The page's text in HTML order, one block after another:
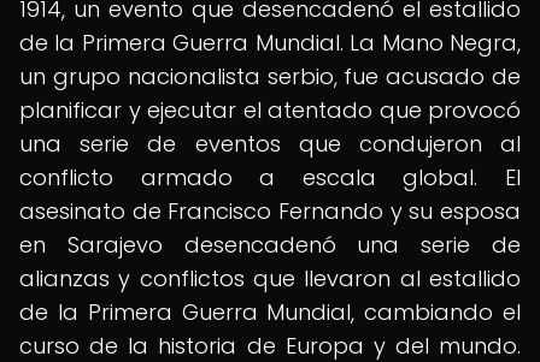
1914, un evento que desencadenó el estallido
de la Primera Guerra Mundial. La Mano Negra,
un grupo nacionalista serbio, fue acusado de
planificar y ejecutar el atentado que provocó
una serie de eventos que condujeron al
conflicto armado a escala global. El
asesinato de Francisco Fernando y su esposa
en Sarajevo desencadenó una serie de
alianzas y conflictos que llevaron al estallido
de la Primera Guerra Mundial, cambiando el
curso de la historia de Europa y del mundo.